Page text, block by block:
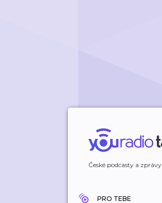
České podcasty a zprávy
PRO TEBE